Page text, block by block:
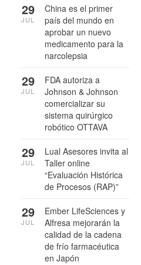
China es el primer
país del mundo en
aprobar un nuevo
medicamento para la
narcolepsia
29
JUL
FDA autoriza a
Johnson & Johnson
comercializar su
sistema quirúrgico
robótico OTTAVA
29
JUL
Lual Asesores invita al
Taller online
“Evaluación Histórica
de Procesos (RAP)”
29
JUL
Ember LifeSciences y
Alfresa mejorarán la
calidad de la cadena
de frío farmacéutica
en Japón
29
JUL